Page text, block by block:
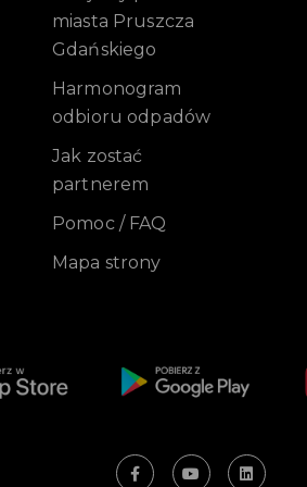
miasta Pruszcza
Gdańskiego
Harmonogram
odbioru odpadów
Jak zostać
partnerem
Pomoc / FAQ
Mapa strony